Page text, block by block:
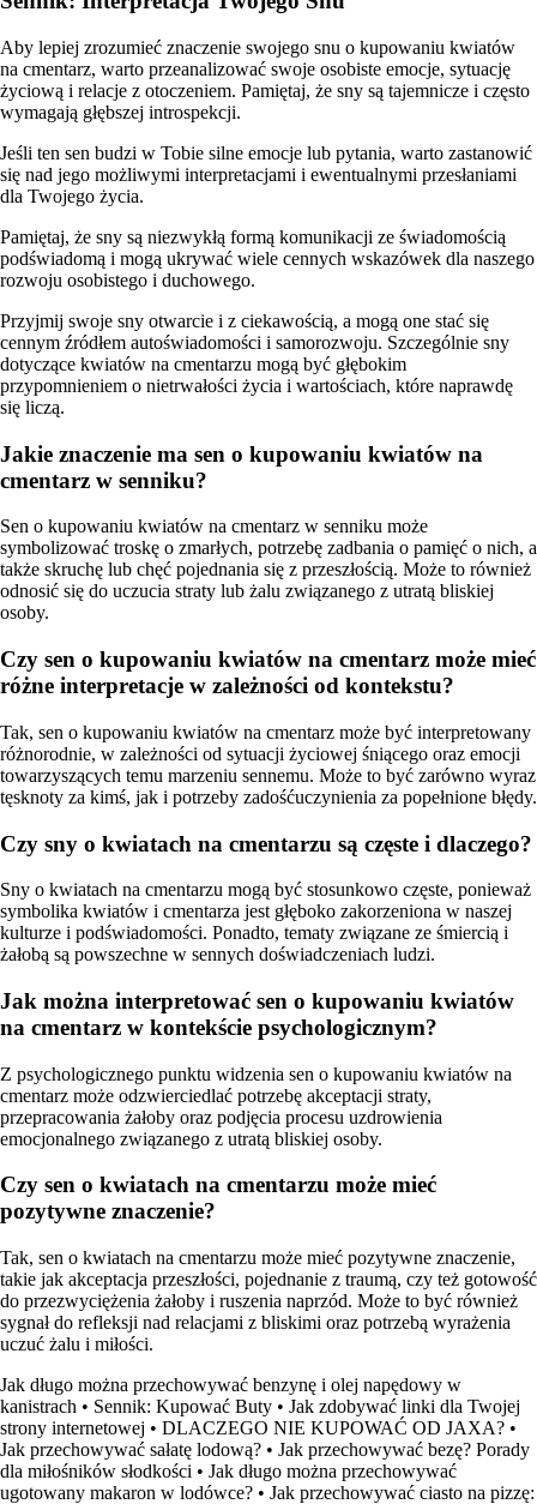
Aby lepiej zrozumieć znaczenie swojego snu o kupowaniu kwiatów
na cmentarz, warto przeanalizować swoje osobiste emocje, sytuację
życiową i relacje z otoczeniem. Pamiętaj, że sny są tajemnicze i często
wymagają głębszej introspekcji.
Jeśli ten sen budzi w Tobie silne emocje lub pytania, warto zastanowić
się nad jego możliwymi interpretacjami i ewentualnymi przesłaniami
dla Twojego życia.
Pamiętaj, że sny są niezwykłą formą komunikacji ze świadomością
podświadomą i mogą ukrywać wiele cennych wskazówek dla naszego
rozwoju osobistego i duchowego.
Przyjmij swoje sny otwarcie i z ciekawością, a mogą one stać się
cennym źródłem autoświadomości i samorozwoju. Szczególnie sny
dotyczące kwiatów na cmentarzu mogą być głębokim
przypomnieniem o nietrwałości życia i wartościach, które naprawdę
się liczą.
Jakie znaczenie ma sen o kupowaniu kwiatów na
cmentarz w senniku?
Sen o kupowaniu kwiatów na cmentarz w senniku może
symbolizować troskę o zmarłych, potrzebę zadbania o pamięć o nich, a
także skruchę lub chęć pojednania się z przeszłością. Może to również
odnosić się do uczucia straty lub żalu związanego z utratą bliskiej
osoby.
Czy sen o kupowaniu kwiatów na cmentarz może mieć
różne interpretacje w zależności od kontekstu?
Tak, sen o kupowaniu kwiatów na cmentarz może być interpretowany
różnorodnie, w zależności od sytuacji życiowej śniącego oraz emocji
towarzyszących temu marzeniu sennemu. Może to być zarówno wyraz
tęsknoty za kimś, jak i potrzeby zadośćuczynienia za popełnione błędy.
Czy sny o kwiatach na cmentarzu są częste i dlaczego?
Sny o kwiatach na cmentarzu mogą być stosunkowo częste, ponieważ
symbolika kwiatów i cmentarza jest głęboko zakorzeniona w naszej
kulturze i podświadomości. Ponadto, tematy związane ze śmiercią i
żałobą są powszechne w sennych doświadczeniach ludzi.
Jak można interpretować sen o kupowaniu kwiatów
na cmentarz w kontekście psychologicznym?
Z psychologicznego punktu widzenia sen o kupowaniu kwiatów na
cmentarz może odzwierciedlać potrzebę akceptacji straty,
przepracowania żałoby oraz podjęcia procesu uzdrowienia
emocjonalnego związanego z utratą bliskiej osoby.
Czy sen o kwiatach na cmentarzu może mieć
pozytywne znaczenie?
Tak, sen o kwiatach na cmentarzu może mieć pozytywne znaczenie,
takie jak akceptacja przeszłości, pojednanie z traumą, czy też gotowość
do przezwyciężenia żałoby i ruszenia naprzód. Może to być również
sygnał do refleksji nad relacjami z bliskimi oraz potrzebą wyrażenia
uczuć żalu i miłości.
Jak długo można przechowywać benzynę i olej napędowy w
kanistrach • Sennik: Kupować Buty • Jak zdobywać linki dla Twojej
strony internetowej • DLACZEGO NIE KUPOWAĆ OD JAXA? •
Jak przechowywać sałatę lodową? • Jak przechowywać bezę? Porady
dla miłośników słodkości • Jak długo można przechowywać
ugotowany makaron w lodówce? • Jak przechowywać ciasto na pizzę: